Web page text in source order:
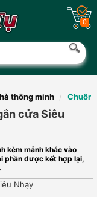
0
thông minh
cửa Siêu
kèm mảnh khác vào
phần được kết hợp lại,